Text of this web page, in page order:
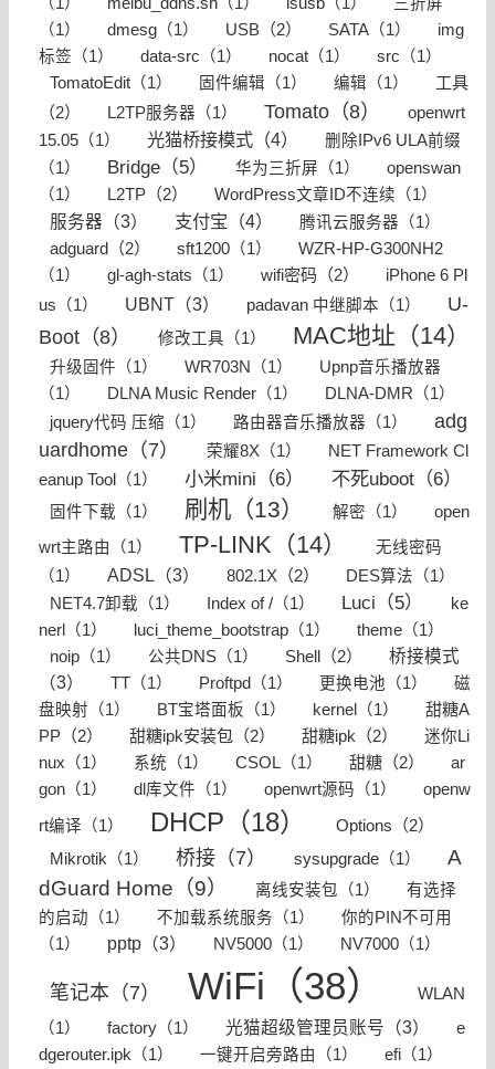
（1）
dmesg（1） USB（2） SATA（1）
img
标签（1）
data-src（1） nocat（1）
src（1）
TomatoEdit（1）
固件编辑（1） 编辑（1）
工具
（2）
L2TP服务器（1） Tomato（8）
openwrt
15.05（1）
光猫桥接模式（4）
删除IPv6 ULA前缀
（1）
Bridge（5） 华为三折屏（1）
openswan
（1）
L2TP（2） WordPress文章ID不连续（1）
服务器（3） 支付宝（4） 腾讯云服务器（1）
adguard（2） sft1200（1）
WZR-HP-G300NH2
（1）
gl-agh-stats（1） wifi密码（2）
iPhone 6 Pl
us（1）
UBNT（3） padavan 中继脚本（1）
U-
Boot（8）
修改工具（1） MAC地址（14）
升级固件（1） WR703N（1）
Upnp音乐播放器
（1）
DLNA Music Render（1）
DLNA-DMR（1）
jquery代码 压缩（1）
路由器音乐播放器（1）
adg
uardhome（7）
荣耀8X（1）
NET Framework Cl
eanup Tool（1）
小米mini（6） 不死uboot（6）
固件下载（1） 刷机（13） 解密（1）
open
wrt主路由（1）
TP-LINK（14）
无线密码
（1）
ADSL（3） 802.1X（2）
DES算法（1）
NET4.7卸载（1）
Index of /（1） Luci（5）
ke
nerl（1）
luci_theme_bootstrap（1）
theme（1）
noip（1）
公共DNS（1） Shell（2）
桥接模式
（3）
TT（1） Proftpd（1） 更换电池（1）
磁
盘映射（1）
BT宝塔面板（1） kernel（1）
甜糖A
PP（2）
甜糖ipk安装包（2） 甜糖ipk（2）
迷你Li
nux（1）
系统（1） CSOL（1） 甜糖（2）
ar
gon（1）
dl库文件（1） openwrt源码（1） openw
rt编译（1） DHCP（18） Options（2）
Mikrotik（1） 桥接（7） sysupgrade（1）
A
dGuard Home（9）
离线安装包（1）
有选择
的启动（1）
不加载系统服务（1）
你的PIN不可用
（1）
pptp（3） NV5000（1） NV7000（1）
笔记本（7） WiFi（38）
WLAN
（1）
factory（1） 光猫超级管理员账号（3）
e
dgerouter.ipk（1）
一键开启旁路由（1）
efi（1）